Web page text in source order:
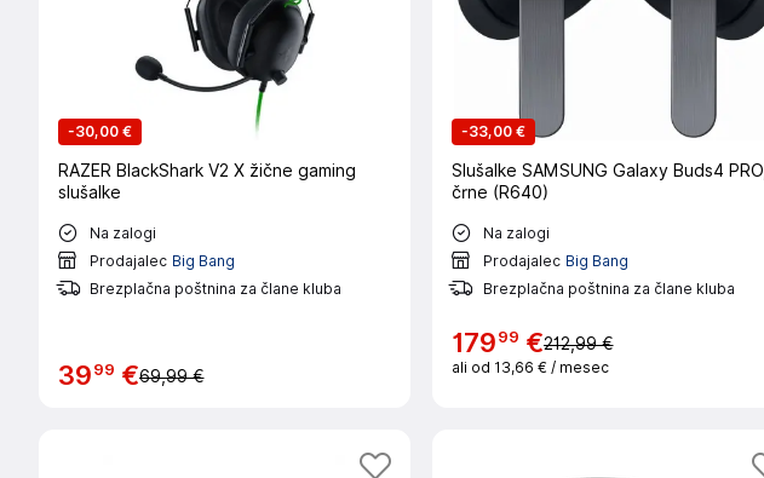
-30,00 €
RAZER BlackShark V2 X žične gaming
slušalke
Na zalogi
Prodajalec Big Bang
Brezplačna poštnina za člane kluba
3999 €69,99 €
-33,00 €
Slušalke SAMSUNG Galaxy Buds4 PRO,
črne (R640)
Na zalogi
Prodajalec Big Bang
Brezplačna poštnina za člane kluba
17999 €212,99 €
ali od 13,66 € / mesec